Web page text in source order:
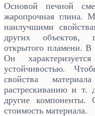
Основой печной
жаропрочная глина.
наилучшими
других объектов,
открытого пламени. В
Он
устойчивостью.
свойства
растрескиванию и т.
другие компоненты.
стоимость материала.